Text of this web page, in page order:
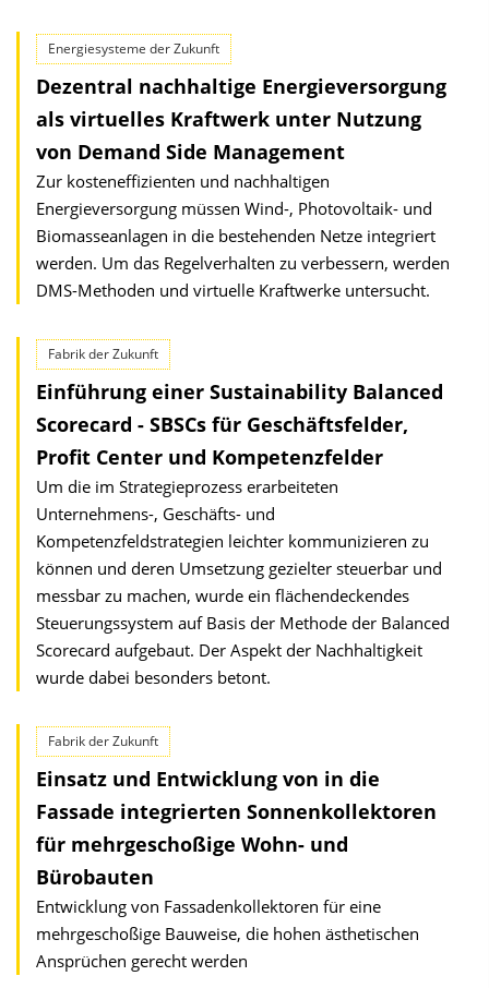
Energiesysteme der Zukunft
Dezentral nachhaltige Energieversorgung
als virtuelles Kraftwerk unter Nutzung
von Demand Side Management
Zur kosteneffizienten und nachhaltigen
Energieversorgung müssen Wind-, Photovoltaik- und
Biomasseanlagen in die bestehenden Netze integriert
werden. Um das Regelverhalten zu verbessern, werden
DMS-Methoden und virtuelle Kraftwerke untersucht.
Fabrik der Zukunft
Einführung einer Sustainability Balanced
Scorecard - SBSCs für Geschäftsfelder,
Profit Center und Kompetenzfelder
Um die im Strategieprozess erarbeiteten
Unternehmens-, Geschäfts- und
Kompetenzfeldstrategien leichter kommunizieren zu
können und deren Umsetzung gezielter steuerbar und
messbar zu machen, wurde ein flächendeckendes
Steuerungssystem auf Basis der Methode der Balanced
Scorecard aufgebaut. Der Aspekt der Nachhaltigkeit
wurde dabei besonders betont.
Fabrik der Zukunft
Einsatz und Entwicklung von in die
Fassade integrierten Sonnenkollektoren
für mehrgeschoßige Wohn- und
Bürobauten
Entwicklung von Fassadenkollektoren für eine
mehrgeschoßige Bauweise, die hohen ästhetischen
Ansprüchen gerecht werden